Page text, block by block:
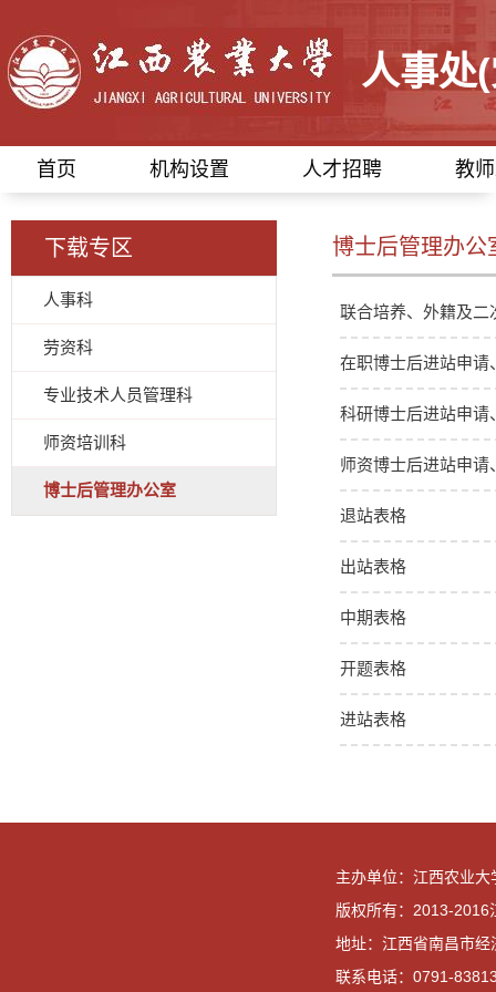
人事处
首页 机构设置 人才招聘 教
下载专区
人事科
劳资科
专业技术人员管理科
师资培训科
博士后管理办公室
博士后管理办公
联合培养、外籍及二
在职博士后进站申请
科研博士后进站申请
师资博士后进站申
退站表格
出站表格
中期表格
开题表格
进站表格
主办单位：江西农业
版权所有：2013-2016
地址：江西省南昌市经
联系电话：0791-